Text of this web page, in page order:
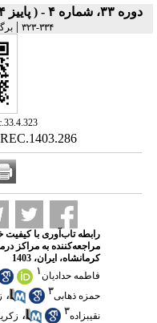
دوره ۳۳، شماره ۴ - ( پاییز ۱۴۰۴ )
۳۳۴-۳۲۳
|
رابطه تاب‌آوری با کیفیت
مراجعه‌کننده به مراکز
کرمانشاه، ایران، 1403
فاطمه حدادیان۱
حمزه ذهابی۳ ،
نقیبزاده۳ ،